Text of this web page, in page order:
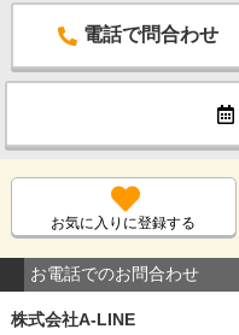
電話で問合わせ
お気に入りに登録する
お電話でのお問合わせ
株式会社A-LINE